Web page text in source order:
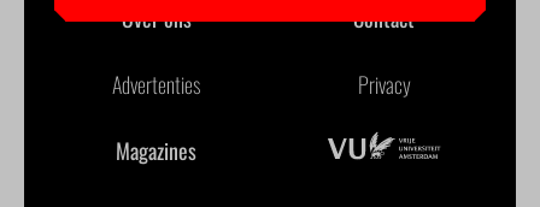
Over ons Contact
Advertenties Privacy
Magazines